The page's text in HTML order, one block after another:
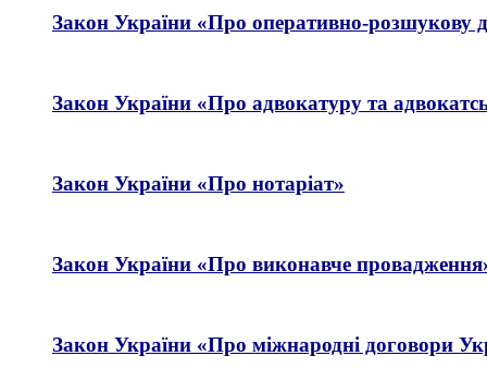
Закон України «Про оперативно-розшукову
Закон України «Про адвокатуру та
Закон України «Про нотаріат»
Закон України «Про виконавче
Закон України «Про міжнародні договори